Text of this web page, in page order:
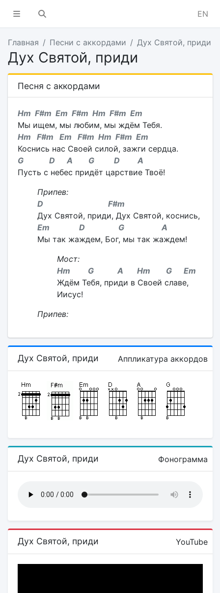
EN
Главная Песни с аккордами Дух Святой, приди
Дух Святой, приди
Песня с аккордами
Hm F#m Em F#m Hm F#m Em
Мы ищем, мы любим, мы ждём Тебя.
Hm F#m Em F#m Hm F#m Em
Коснись нас Своей силой, зажги сердца.
G D A G D A
Пусть с небес придёт царствие Твоё!
Припев:
D F#m
Дух Святой, приди, Дух Святой, коснись,
Em D G A
Мы так жаждем, Бог, мы так жаждем!
Мост:
Hm G A Hm G Em
Ждём Тебя, приди в Своей славе,
Иисус!
Припев:
Дух Святой, приди Аппликатура аккордов
Дух Святой, приди Фонограмма
Дух Святой, приди YouTube